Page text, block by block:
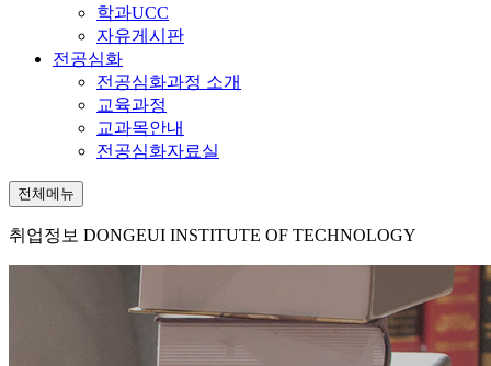
학과UCC
자유게시판
전공심화
전공심화과정 소개
교육과정
교과목안내
전공심화자료실
전체메뉴
취업정보 DONGEUI INSTITUTE OF TECHNOLOGY